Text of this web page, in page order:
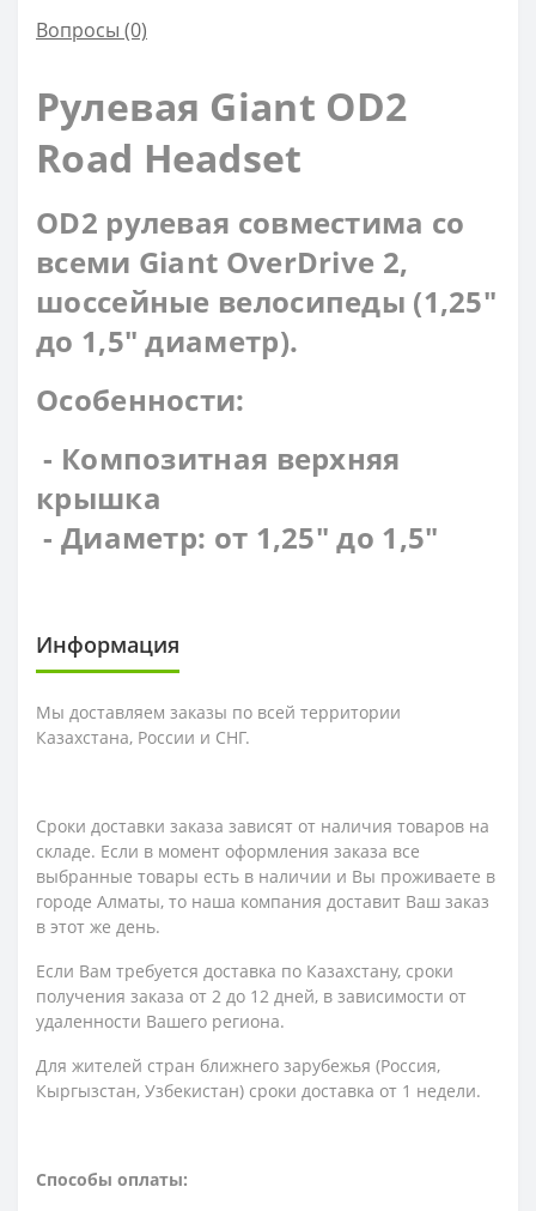
Вопросы (0)
Рулевая Giant OD2
Road Headset
OD2 рулевая совместима со
всеми Giant OverDrive 2,
шоссейные велосипеды (1,25"
до 1,5" диаметр).
Особенности:
- Композитная верхняя
крышка
- Диаметр: от 1,25" до 1,5"
Информация
Мы доставляем заказы по всей территории
Казахстана, России и СНГ.
Сроки доставки заказа зависят от наличия товаров на
складе. Если в момент оформления заказа все
выбранные товары есть в наличии и Вы проживаете в
городе Алматы, то наша компания доставит Ваш заказ
в этот же день.
Если Вам требуется доставка по Казахстану, сроки
получения заказа от 2 до 12 дней, в зависимости от
удаленности Вашего региона.
Для жителей стран ближнего зарубежья (Россия,
Кыргызстан, Узбекистан) сроки доставка от 1 недели.
Способы оплаты: